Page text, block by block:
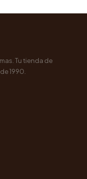
Tu tienda de
1990.